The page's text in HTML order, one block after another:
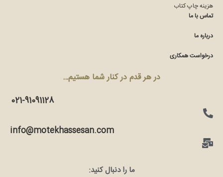
هزینه چاپ کتاب
تماس با ما
درباره ما
درخواست همکاری
در هر قدم در کنار شما هستیم…
021-91091128
info@motekhassesan.com
ما را دنبال کنید: